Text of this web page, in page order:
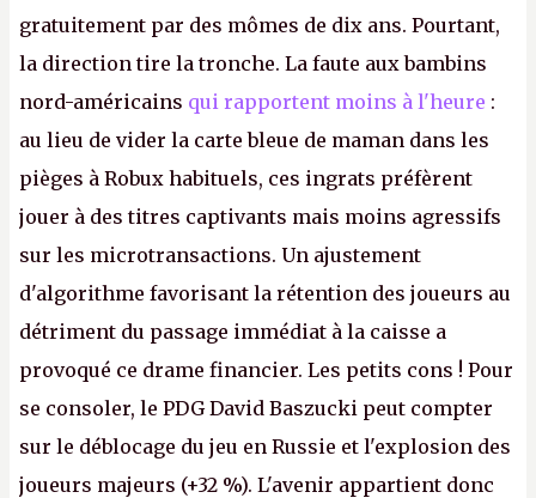
gratuitement par des mômes de dix ans. Pourtant,
la direction tire la tronche. La faute aux bambins
nord-américains qui rapportent moins à l'heure :
au lieu de vider la carte bleue de maman dans les
pièges à Robux habituels, ces ingrats préfèrent
jouer à des titres captivants mais moins agressifs
sur les microtransactions. Un ajustement
d'algorithme favorisant la rétention des joueurs au
détriment du passage immédiat à la caisse a
provoqué ce drame financier. Les petits cons ! Pour
se consoler, le PDG David Baszucki peut compter
sur le déblocage du jeu en Russie et l'explosion des
joueurs majeurs (+32 %). L'avenir appartient donc